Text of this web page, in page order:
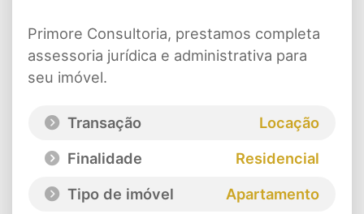
Primore Consultoria, prestamos completa
assessoria jurídica e administrativa para
seu imóvel.
Transação
Locação
Finalidade
Residencial
Tipo de imóvel
Apartamento